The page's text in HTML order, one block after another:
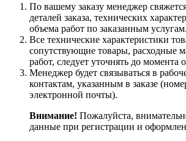
По вашему заказу менеджер
деталей заказа, технических
объема работ по заказанным услугам.
Все технические характеристики
сопутствующие товары, расходные
работ, следует уточнять до момента
Менеджер будет связываться в
контактам, указанным в заказе
электронной почты).
Внимание! Пожалуйста,
данные при регистрации и